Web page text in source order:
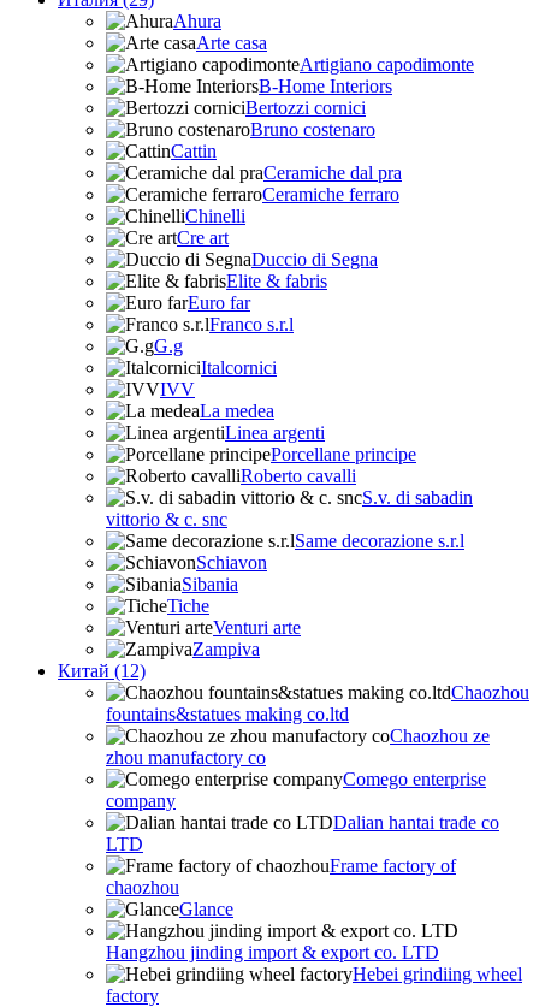
Ahura
Arte casa
Artigiano capodimonte
B-Home Interiors
Bertozzi cornici
Bruno costenaro
Cattin
Ceramiche dal pra
Ceramiche ferraro
Chinelli
Cre art
Duccio di Segna
Elite & fabris
Euro far
Franco s.r.l
G.g
Italcornici
IVV
La medea
Linea argenti
Porcellane principe
Roberto cavalli
S.v. di sabadin
vittorio & c. snc
Same decorazione s.r.l
Schiavon
Sibania
Tiche
Venturi arte
Zampiva
Китай (12)
Chaozhou
fountains&statues making co.ltd
Chaozhou ze
zhou manufactory co
Comego enterprise
company
Dalian hantai trade co
LTD
Frame factory of
chaozhou
Glance
Hangzhou jinding import & export co. LTD
Hebei grindiing wheel
factory